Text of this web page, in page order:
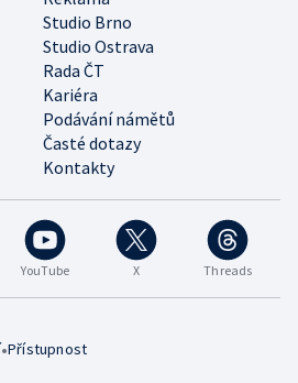
Studio Brno
Studio Ostrava
Rada ČT
Kariéra
Podávání námětů
Časté dotazy
Kontakty
YouTube X Threads
•Přístupnost